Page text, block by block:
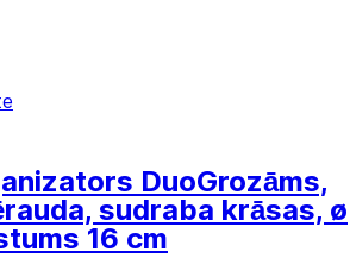
DuoGrozāms,
sudraba krāsas, ø
16 cm